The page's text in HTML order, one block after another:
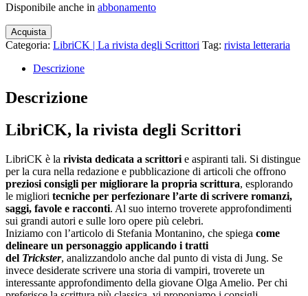
Disponibile anche in abbonamento
Acquista
Categoria: LibriCK | La rivista degli Scrittori Tag: rivista letteraria
Descrizione
Descrizione
LibriCK, la rivista degli Scrittori
LibriCK è la rivista dedicata a scrittori e aspiranti tali. Si distingue
per la cura nella redazione e pubblicazione di articoli che offrono
preziosi consigli per migliorare la propria scrittura, esplorando
le migliori tecniche per perfezionare l’arte di scrivere romanzi,
saggi, favole e racconti. Al suo interno troverete approfondimenti
sui grandi autori e sulle loro opere più celebri.
Iniziamo con l’articolo di Stefania Montanino, che spiega come
delineare un personaggio applicando i tratti
del Trickster, analizzandolo anche dal punto di vista di Jung. Se
invece desiderate scrivere una storia di vampiri, troverete un
interessante approfondimento della giovane Olga Amelio. Per chi